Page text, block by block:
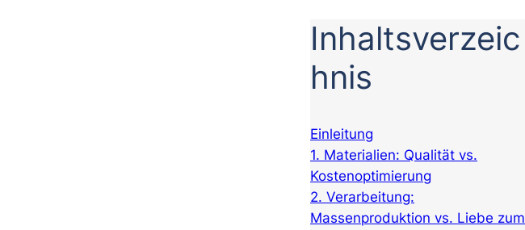
Inhaltsverzeic
hnis
Einleitung
1. Materialien: Qualität vs.
Kostenoptimierung
2. Verarbeitung:
Massenproduktion vs. Liebe zum